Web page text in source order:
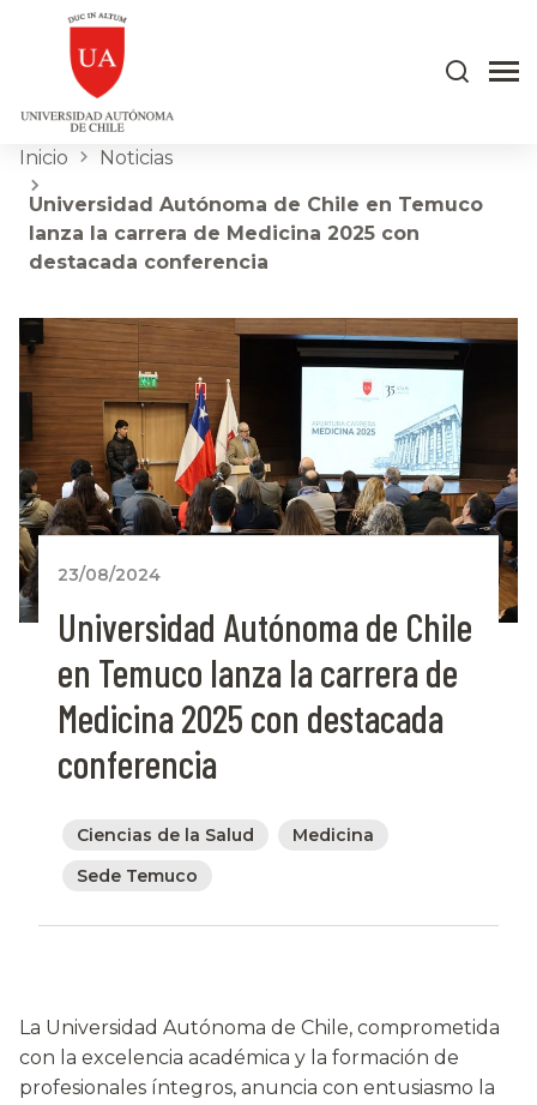
Inicio Noticias
Universidad Autónoma de Chile en Temuco
lanza la carrera de Medicina 2025 con
destacada conferencia
23/08/2024
Universidad Autónoma de Chile
en Temuco lanza la carrera de
Medicina 2025 con destacada
conferencia
Ciencias de la Salud
Medicina
Sede Temuco
La Universidad Autónoma de Chile, comprometida
con la excelencia académica y la formación de
profesionales íntegros, anuncia con entusiasmo la